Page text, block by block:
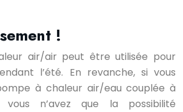
!
air/air peut être utilisée pour
l’été. En revanche, si vous
à chaleur air/eau couplée à
vous n’avez que la possibilité